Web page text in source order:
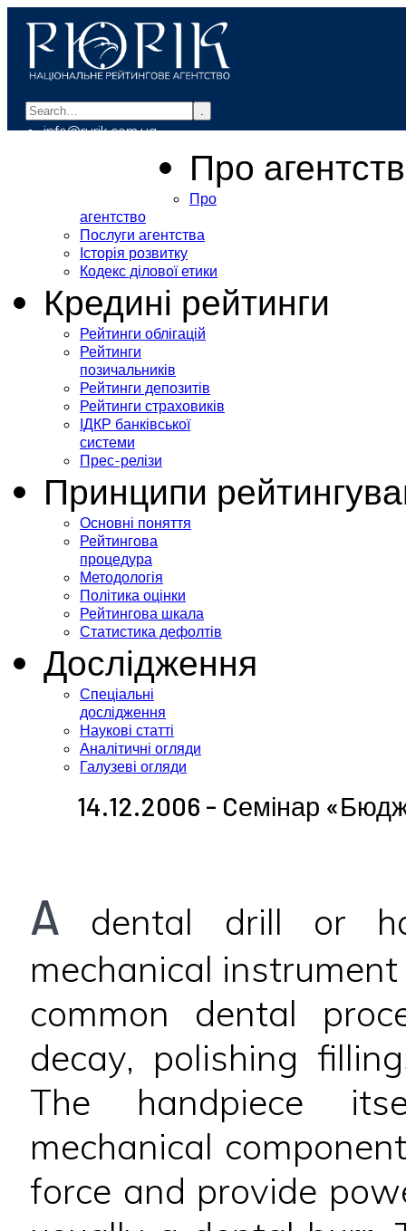
.
info@rurik.com.ua
Про
Про
агентство
Послуги агентства
Історія розвитку
Кодекс ділової етики
Кредині рейтинги
Рейтинги облігацій
Рейтинги
позичальників
Рейтинги депозитів
Рейтинги страховиків
ІДКР банківської
системи
Прес-релізи
Принципи
Основні поняття
Рейтингова
процедура
Методологія
Політика оцінки
Рейтингова шкала
Статистика дефолтів
Дослідження
Спеціальні
дослідження
Наукові статті
Аналітичні огляди
Галузеві огляди
14.12.2006 - Cемінар
A dental drill or
mechanical
common dental
decay, polishing
The handpiece
mechanical
force and provide